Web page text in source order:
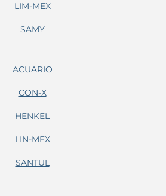
LIM-MEX
SAMY
ACUARIO
CON-X
HENKEL
LIN-MEX
SANTUL